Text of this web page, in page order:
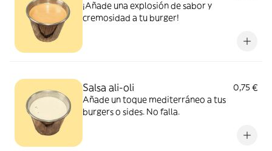
¡Añade una explosión de sabor y
cremosidad a tu burger!
Salsa ali-oli
0,75 €
Añade un toque mediterráneo a tus
burgers o sides. No falla.